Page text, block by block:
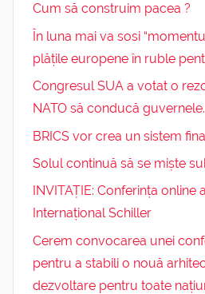
Cum să construim pacea ?
În luna mai va sosi
plățile europene în ruble
Congresul SUA a votat o
NATO să conducă guvernele.
BRICS vor crea un sistem
Solul continuă să se miște
INVITAȚIE: Conferința online
Internațional Schiller
Cerem convocarea unei
pentru a stabili o nouă
dezvoltare pentru toate